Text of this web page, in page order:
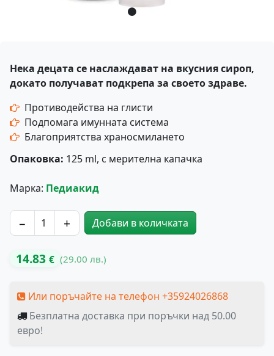
Нека децата се наслаждават на вкусния сироп,
докато получават подкрепа за своето здраве.
Противодейства на глисти
Подпомага имунната система
Благоприятства храносмилането
Опаковка: 125 ml, с мерителна капачка
Марка: Педиакид
количество за PEDIAKID Phytovermil Сироп при
− + Добави в количката
14.83 € (29.00 лв.)
Или поръчайте на телефон +35924026868
Безплатна доставка при поръчки над 50.00
евро!